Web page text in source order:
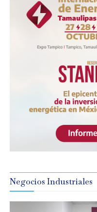
Negocios Industriales